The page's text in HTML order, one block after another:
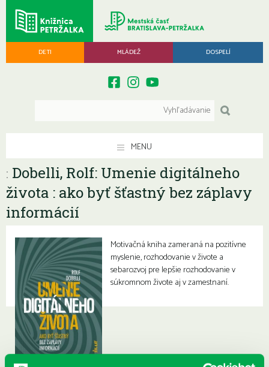
DETI MLÁDEŽ DOSPELÍ
MENU
: Dobelli, Rolf: Umenie digitálneho
života : ako byť šťastný bez záplavy
informácií
Motivačná kniha zameraná na pozitívne
myslenie, rozhodovanie v živote a
sebarozvoj pre lepšie rozhodovanie v
súkromnom živote aj v zamestnaní.